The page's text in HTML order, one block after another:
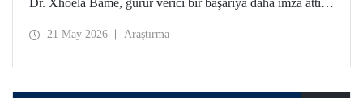
çalışmaları dolayısıyla Forbes dergisinin “2026 Avrupa’nın
21 May 2026 Araştırma